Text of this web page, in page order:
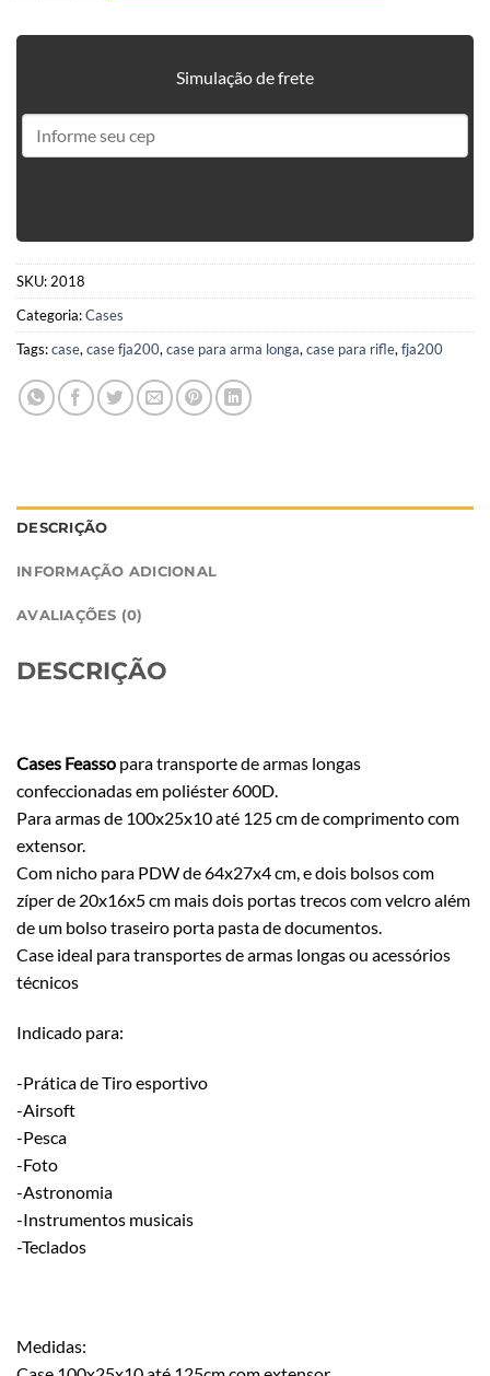
Simulação de frete
SKU: 2018
Categoria:Cases
Tags:case, case fja200, case para arma longa, case para rifle, fja200
DESCRIÇÃO
INFORMAÇÃO ADICIONAL
AVALIAÇÕES (0)
DESCRIÇÃO
Cases Feasso para transporte de armas longas
confeccionadas em poliéster 600D.
Para armas de 100x25x10 até 125 cm de comprimento com
extensor.
Com nicho para PDW de 64x27x4 cm, e dois bolsos com
zíper de 20x16x5 cm mais dois portas trecos com velcro além
de um bolso traseiro porta pasta de documentos.
Case ideal para transportes de armas longas ou acessórios
técnicos
Indicado para:
-Prática de Tiro esportivo
-Airsoft
-Pesca
-Foto
-Astronomia
-Instrumentos musicais
-Teclados
Medidas: